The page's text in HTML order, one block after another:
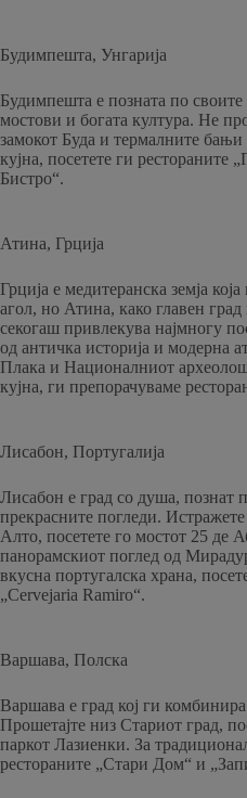
Будимпешта, Унгарија
Будимпешта е позната по
мостови и богата култура. Не
замокот Буда и термалните
кујна, посетете ги рестораните
Бистро“.
Атина, Грција
Грција е медитеранска земја
агол, но Атина, како главен град
секогаш привлекува најмногу
од античка историја и модерна
Плака и Националниот
кујна, ги препорачуваме
Лисабон, Португалија
Лисабон е град со душа, познат
прекрасните погледи.
Алто, посетете го мостот 25 де
панорамскиот поглед од
вкусна португалска храна,
„Cervejaria Ramiro“.
Варшава, Полска
Варшава е град кој ги
Прошетајте низ Стариот град,
паркот Лазиенки. За
рестораните „Стари Дом“ и